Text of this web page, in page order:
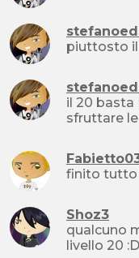
piuttosto
il 20 basta
sfruttare
Shoz3
qualcuno